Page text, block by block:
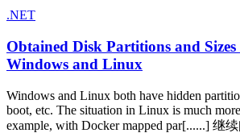
.NET
Obtained Disk Partitions and Sizes
Windows and Linux
Windows and Linux both have hidden
boot, etc. The situation in Linux is much
example, with Docker mapped par[......] 继